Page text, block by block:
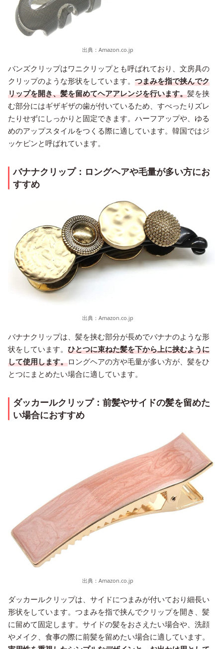
出典： Amazon.co.jp
バンズクリップはワニクリップとも呼ばれており、文房具の
クリップのような形状をしています。 つまみを指で挟んでク
リップを開き、髪を留めてヘアアレンジを行います。髪を挟
む部分にはギザギザの歯が付いているため、すべったりズレ
たりせずにしっかりと固定できます。ハーフアップや、ゆる
めのアップスタイルをつくる際に適しています。韓国ではジ
ッケピンと呼ばれています。
バナナクリップ：ロングヘアや毛量が多い方にお
すすめ
出典： Amazon.co.jp
バナナクリップは、髪を挟む部分が長めでバナナのような形
状をしています。 ひとつに束ねた髪を下から上に挟むように
して使用します。ロングヘアの方や毛量が多い方が、髪をひ
とつにまとめたい場合に適しています。
ダッカールクリップ：前髪やサイドの髪を留めた
い場合におすすめ
出典： Amazon.co.jp
ダッカールクリップは、サイドにつまみが付いており細長い
形状をしています。つまみを指で挟んでクリップを開き、髪
に留めて固定します。サイドの髪をおさえたい場合や、洗顔
やメイク、食事の際に前髪を留めたい場合に適しています。